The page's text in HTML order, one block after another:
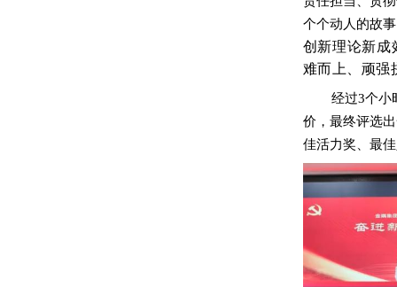
个个动人的故
创新理论新成
难而上、顽强
经过3个小
价，最终评选
佳活力奖、最